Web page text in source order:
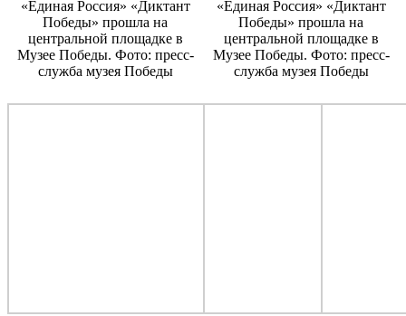
«Единая Россия» «Диктант
Победы» прошла на
центральной площадке в
Музее Победы. Фото: пресс-
служба музея Победы
«Единая Россия» «Диктант
Победы» прошла на
центральной площадке в
Музее Победы. Фото: пресс-
служба музея Победы